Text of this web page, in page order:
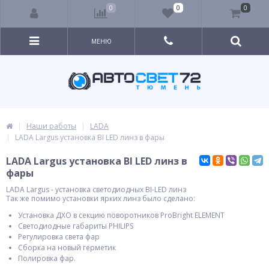
МЕНЮ
Наши работы
LADA
LADA Largus установка BI LED линз в фары
LADA Largus установка BI LED линз в
фары
LADA Largus - установка светодиодных BI-LED линз
Так же помимо установки ярких линз было сделано:
Установка ДХО в секцию поворотников ProBright ELEMENT
Светодиодные габариты PHILIPS
Регулировка света фар
Сборка на новый герметик
Полировка фар.
0 0 0